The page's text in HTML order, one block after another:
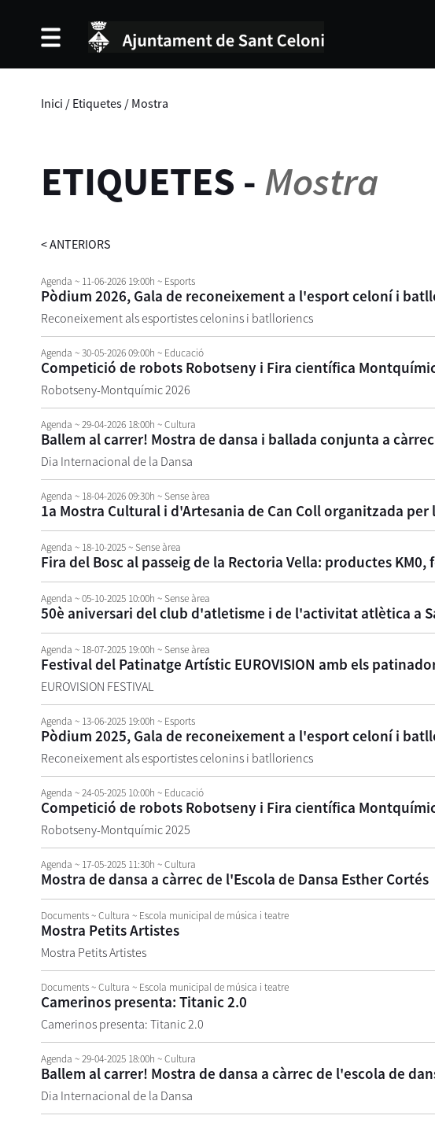
Inici / Etiquetes / Mostra
ETIQUETES - Mostra
<ANTERIORS
Agenda ~ 11-06-2026 19:00h ~ Esports
Pòdium 2026, Gala de reconeixement a l'esport celoní i
Reconeixement als esportistes celonins i batlloriencs
Agenda ~ 30-05-2026 09:00h ~ Educació
Competició de robots Robotseny i Fira científica
Robotseny-Montquímic 2026
Agenda ~ 29-04-2026 18:00h ~ Cultura
Ballem al carrer! Mostra de dansa i ballada conjunta a
Dia Internacional de la Dansa
Agenda ~ 18-04-2026 09:30h ~ Sense àrea
1a Mostra Cultural i d'Artesania de Can Coll organitzada
Agenda ~ 18-10-2025~ Sense àrea
Fira del Bosc al passeig de la Rectoria Vella: productes
Agenda ~ 05-10-2025 10:00h ~ Sense àrea
50è aniversari del club d'atletisme i de l'activitat atlètica a
Agenda ~ 18-07-2025 19:00h ~ Sense àrea
Festival del Patinatge Artístic EUROVISION amb els
EUROVISION FESTIVAL
Agenda ~ 13-06-2025 19:00h ~ Esports
Pòdium 2025, Gala de reconeixement a l'esport celoní i
Reconeixement als esportistes celonins i batlloriencs
Agenda ~ 24-05-2025 10:00h ~ Educació
Competició de robots Robotseny i Fira científica
Robotseny-Montquímic 2025
Agenda ~ 17-05-2025 11:30h ~ Cultura
Mostra de dansa a càrrec de l'Escola de Dansa Esther Cortés
Documents~ Cultura ~ Escola municipal de música i teatre
Mostra Petits Artistes
Mostra Petits Artistes
Documents~ Cultura ~ Escola municipal de música i teatre
Camerinos presenta: Titanic 2.0
Camerinos presenta: Titanic 2.0
Agenda ~ 29-04-2025 18:00h ~ Cultura
Ballem al carrer! Mostra de dansa a càrrec de l'escola de
Dia Internacional de la Dansa